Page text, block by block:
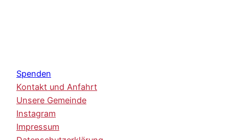
Spenden
Kontakt und Anfahrt
Unsere Gemeinde
Instagram
Impressum